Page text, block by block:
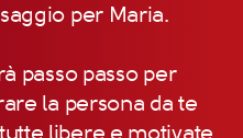
per Maria.
passo passo per
la persona da te
libere e motivate,